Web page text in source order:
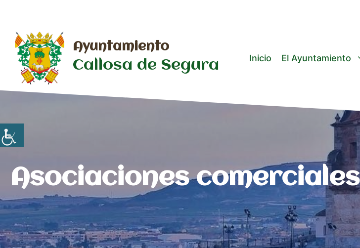
contenido
Ayuntamiento
Callosa de Segura Inicio El Ayuntamiento
Asociaciones comerciales